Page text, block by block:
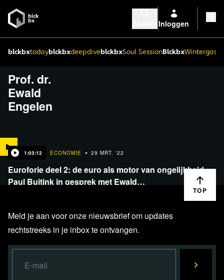
Inloggen
blckbxtodayblckbxdeepdiveblckbxSoul SessionBlckbx
Prof. dr.
Ewald
Engelen
1:03:12 ECONOMIE 29 MRT. '22
Euroforie deel 2: de euro als motor van ongelijkheid -
Paul Buitink in gesprek met Ewald…
TOP
Meld je aan voor onze nieuwsbrief om updates
rechtstreeks in je inbox te ontvangen.